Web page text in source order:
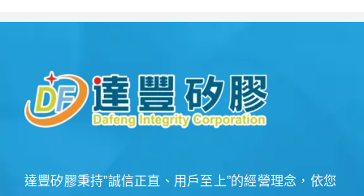
達豐矽膠秉持”誠信正直、用戶至上”的經營理念，依您